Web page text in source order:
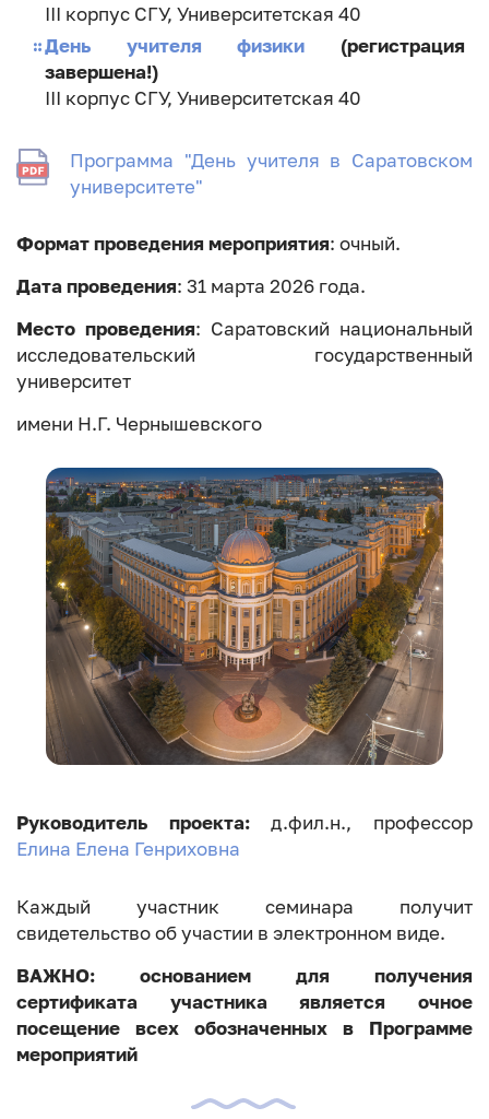
III корпус СГУ, Университетская 40
День учителя физики (регистрация
завершена!)
III корпус СГУ, Университетская 40
Программа "День учителя в Саратовском
университете"
Формат проведения мероприятия: очный.
Дата проведения: 31 марта 2026 года.
Место проведения: Саратовский национальный
исследовательский государственный
университет
имени Н.Г. Чернышевского
Руководитель проекта:д.фил.н., профессор
Елина Елена Генриховна
Каждый участник семинара получит
свидетельство об участии в электронном виде.
ВАЖНО: основанием для получения
сертификата участника является очное
посещение всех обозначенных в Программе
мероприятий